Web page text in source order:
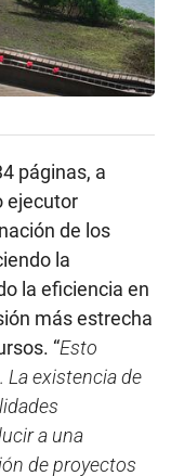
páginas, a
ejecutor
de los
la
la eficiencia en
más estrecha
“Esto
existencia de
a una
de proyectos
hasta la
en el
que se tomaron
Ministerios de
Francia, entre